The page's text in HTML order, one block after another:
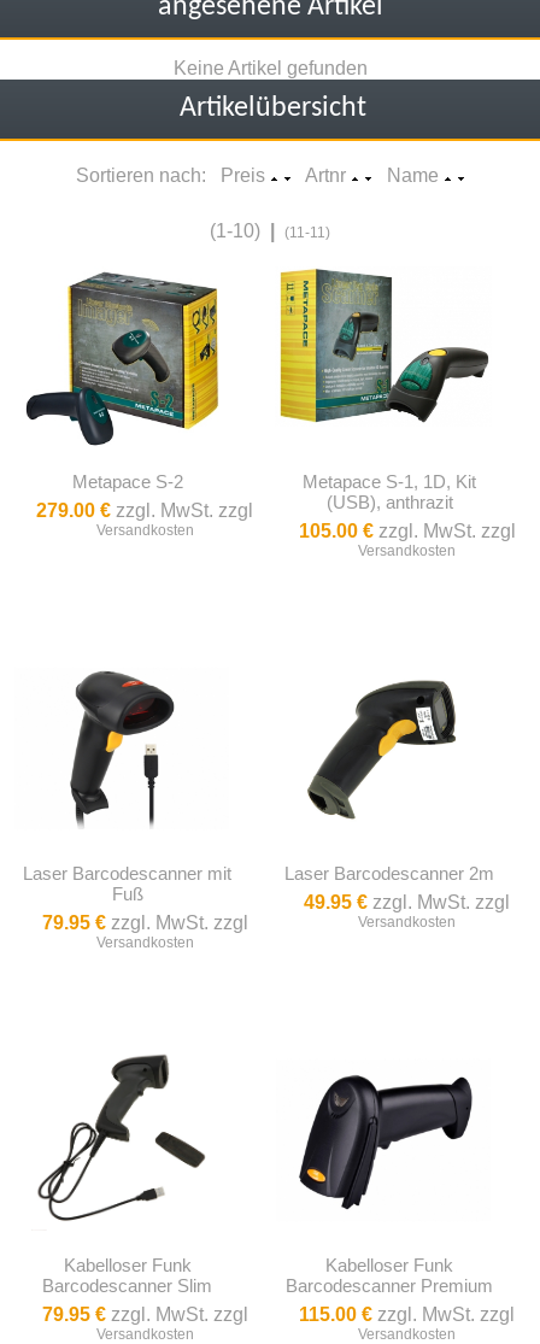
angesehene Artikel
Keine Artikel gefunden
Artikelübersicht
Sortieren nach: Preis Artnr Name
(1-10) (11-11)
Metapace S-2
279.00 € zzgl. MwSt. zzgl
Versandkosten
Metapace S-1, 1D, Kit
(USB), anthrazit
105.00 €zzgl. MwSt. zzgl
Versandkosten
Laser Barcodescanner mit
Fuß
79.95 €zzgl. MwSt. zzgl
Versandkosten
Laser Barcodescanner 2m
49.95 € zzgl. MwSt. zzgl
Versandkosten
Kabelloser Funk
Barcodescanner Slim
79.95 €zzgl. MwSt. zzgl
Versandkosten
Kabelloser Funk
Barcodescanner Premium
115.00 € zzgl. MwSt. zzgl
Versandkosten